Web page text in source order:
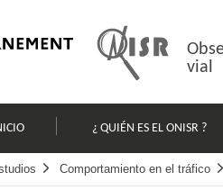
vial
¿ QUIÉN ES EL ONISR ?
Comportamiento en el tráfico